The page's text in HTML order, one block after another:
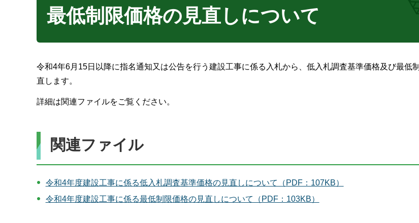
最低制限価格の見直しについて
令和4年6月15日以降に指名通知又は公告を行う建設工事に係る入札から、低入札調査基準価格及び最低
直します。
詳細は関連ファイルをご覧ください。
関連ファイル
令和4年度建設工事に係る低入札調査基準価格の見直しについて（PDF：107KB）
令和4年度建設工事に係る最低制限価格の見直しについて（PDF：103KB）